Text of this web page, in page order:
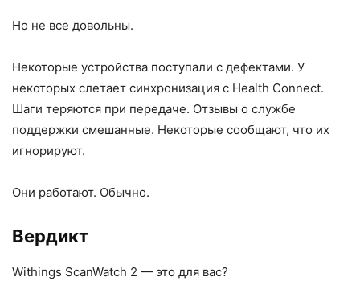
Но не все довольны.
Некоторые устройства поступали с дефектами. У
некоторых слетает синхронизация с Health Connect.
Шаги теряются при передаче. Отзывы о службе
поддержки смешанные. Некоторые сообщают, что их
игнорируют.
Они работают. Обычно.
Вердикт
Withings ScanWatch 2 — это для вас?